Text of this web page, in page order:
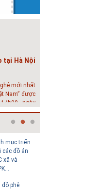
là mục tiêu
Nam, đã có
khai hoặc
tại Hà Nội
mới nhất
Nam” được
ngày
ngày 28/...
homestay
có xu
mục triển
các đồ án
xã và
đồ phê